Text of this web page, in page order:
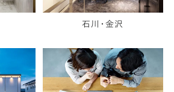
石川・金沢